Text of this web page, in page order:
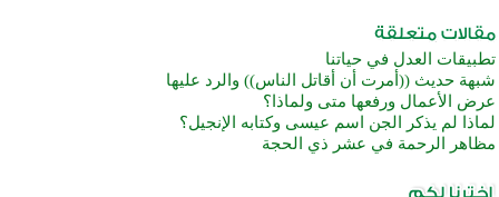
تطبيقات العدل في حياتنا
شبهة حديث ((أمرت أن أقاتل الناس)) والرد عليها
عرض الأعمال ورفعها متى ولماذا؟
لماذا لم يذكر الجن اسم عيسى وكتابه الإنجيل؟
مظاهر الرحمة في عشر ذي الحجة